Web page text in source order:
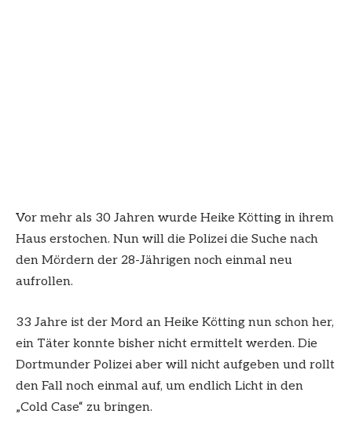
Vor mehr als 30 Jahren wurde Heike Kötting in ihrem
Haus erstochen. Nun will die Polizei die Suche nach
den Mördern der 28-Jährigen noch einmal neu
aufrollen.
33 Jahre ist der Mord an Heike Kötting nun schon her,
ein Täter konnte bisher nicht ermittelt werden. Die
Dortmunder Polizei aber will nicht aufgeben und rollt
den Fall noch einmal auf, um endlich Licht in den
„Cold Case“ zu bringen.